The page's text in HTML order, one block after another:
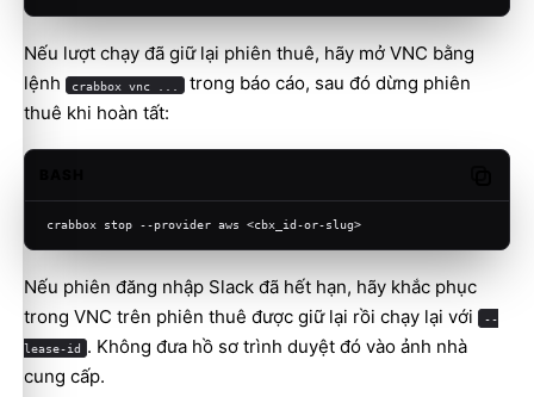
Nếu lượt chạy đã giữ lại phiên thuê, hãy mở VNC bằng
lệnh
crabbox vnc ...
trong báo cáo, sau đó dừng phiên
thuê khi hoàn tất:
crabbox stop --provider aws <cbx_id-or-slug>
Nếu phiên đăng nhập Slack đã hết hạn, hãy khắc phục
trong VNC trên phiên thuê được giữ lại rồi chạy lại với
--
lease-id . Không đưa hồ sơ trình duyệt đó vào ảnh nhà
cung cấp.
Molty